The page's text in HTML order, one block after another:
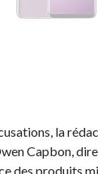
la
Capbon,
des produits